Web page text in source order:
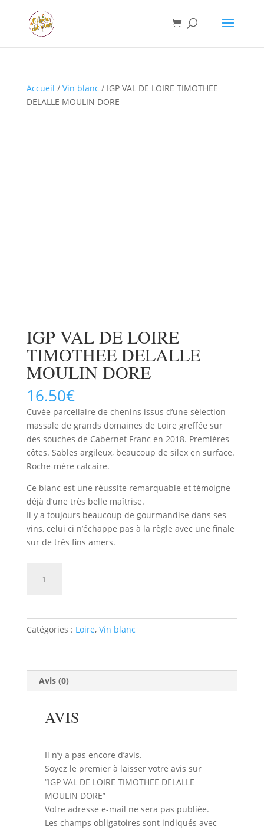
Accueil / Vin blanc / IGP VAL DE LOIRE TIMOTHEE
DELALLE MOULIN DORE
IGP VAL DE LOIRE
TIMOTHEE DELALLE
MOULIN DORE
16.50€
Cuvée parcellaire de chenins issus d’une sélection
massale de grands domaines de Loire greffée sur
des souches de Cabernet Franc en 2018. Premières
côtes. Sables argileux, beaucoup de silex en surface.
Roche-mère calcaire.
Ce blanc est une réussite remarquable et témoigne
déjà d’une très belle maîtrise.
Il y a toujours beaucoup de gourmandise dans ses
vins, celui ci n’échappe pas à la règle avec une finale
sur de très fins amers.
LOIRE
MOULIN
DORE
Catégories : Loire, Vin blanc
Avis (0)
AVIS
Il n’y a pas encore d’avis.
Soyez le premier à laisser votre avis sur
“IGP VAL DE LOIRE TIMOTHEE DELALLE
MOULIN DORE”
Votre adresse e-mail ne sera pas publiée.
Les champs obligatoires sont indiqués avec